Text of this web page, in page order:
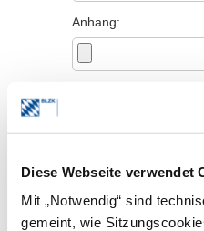
Diese Webseite verwendet
Mit „Notwendig“ sind
gemeint, wie
Anhang:
Vorname: